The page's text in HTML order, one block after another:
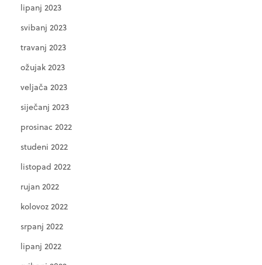
lipanj 2023
svibanj 2023
travanj 2023
ožujak 2023
veljača 2023
siječanj 2023
prosinac 2022
studeni 2022
listopad 2022
rujan 2022
kolovoz 2022
srpanj 2022
lipanj 2022